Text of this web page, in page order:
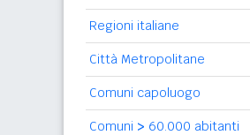
Regioni italiane
Città Metropolitane
Comuni capoluogo
Comuni > 60.000 abitanti